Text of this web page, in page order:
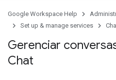
Google Workspace Help
Set up & manage services
Gerenciar
Chat